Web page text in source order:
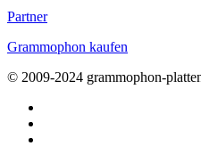
Partner
Grammophon kaufen
© 2009-2024 grammophon-